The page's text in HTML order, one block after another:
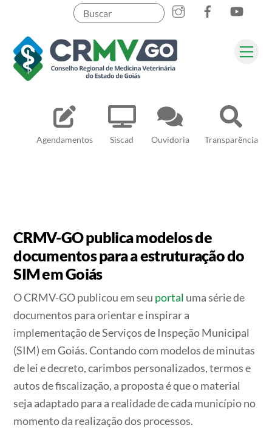
content
Agendamentos Siscad Ouvidoria Transparência
Pesquisar
CRMV-GO publica modelos de
documentos para a estruturação do
SIM em Goiás
O CRMV-GO publicou em seu portal uma série de
documentos para orientar e inspirar a
implementação de Serviços de Inspeção Municipal
(SIM) em Goiás. Contando com modelos de minutas
de lei e decreto, carimbos personalizados, termos e
autos de fiscalização, a proposta é que o material
seja adaptado para a realidade de cada município no
momento da realização dos processos.